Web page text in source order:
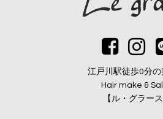
江戸川駅徒歩0分の
Hair make &
【ル・グラース